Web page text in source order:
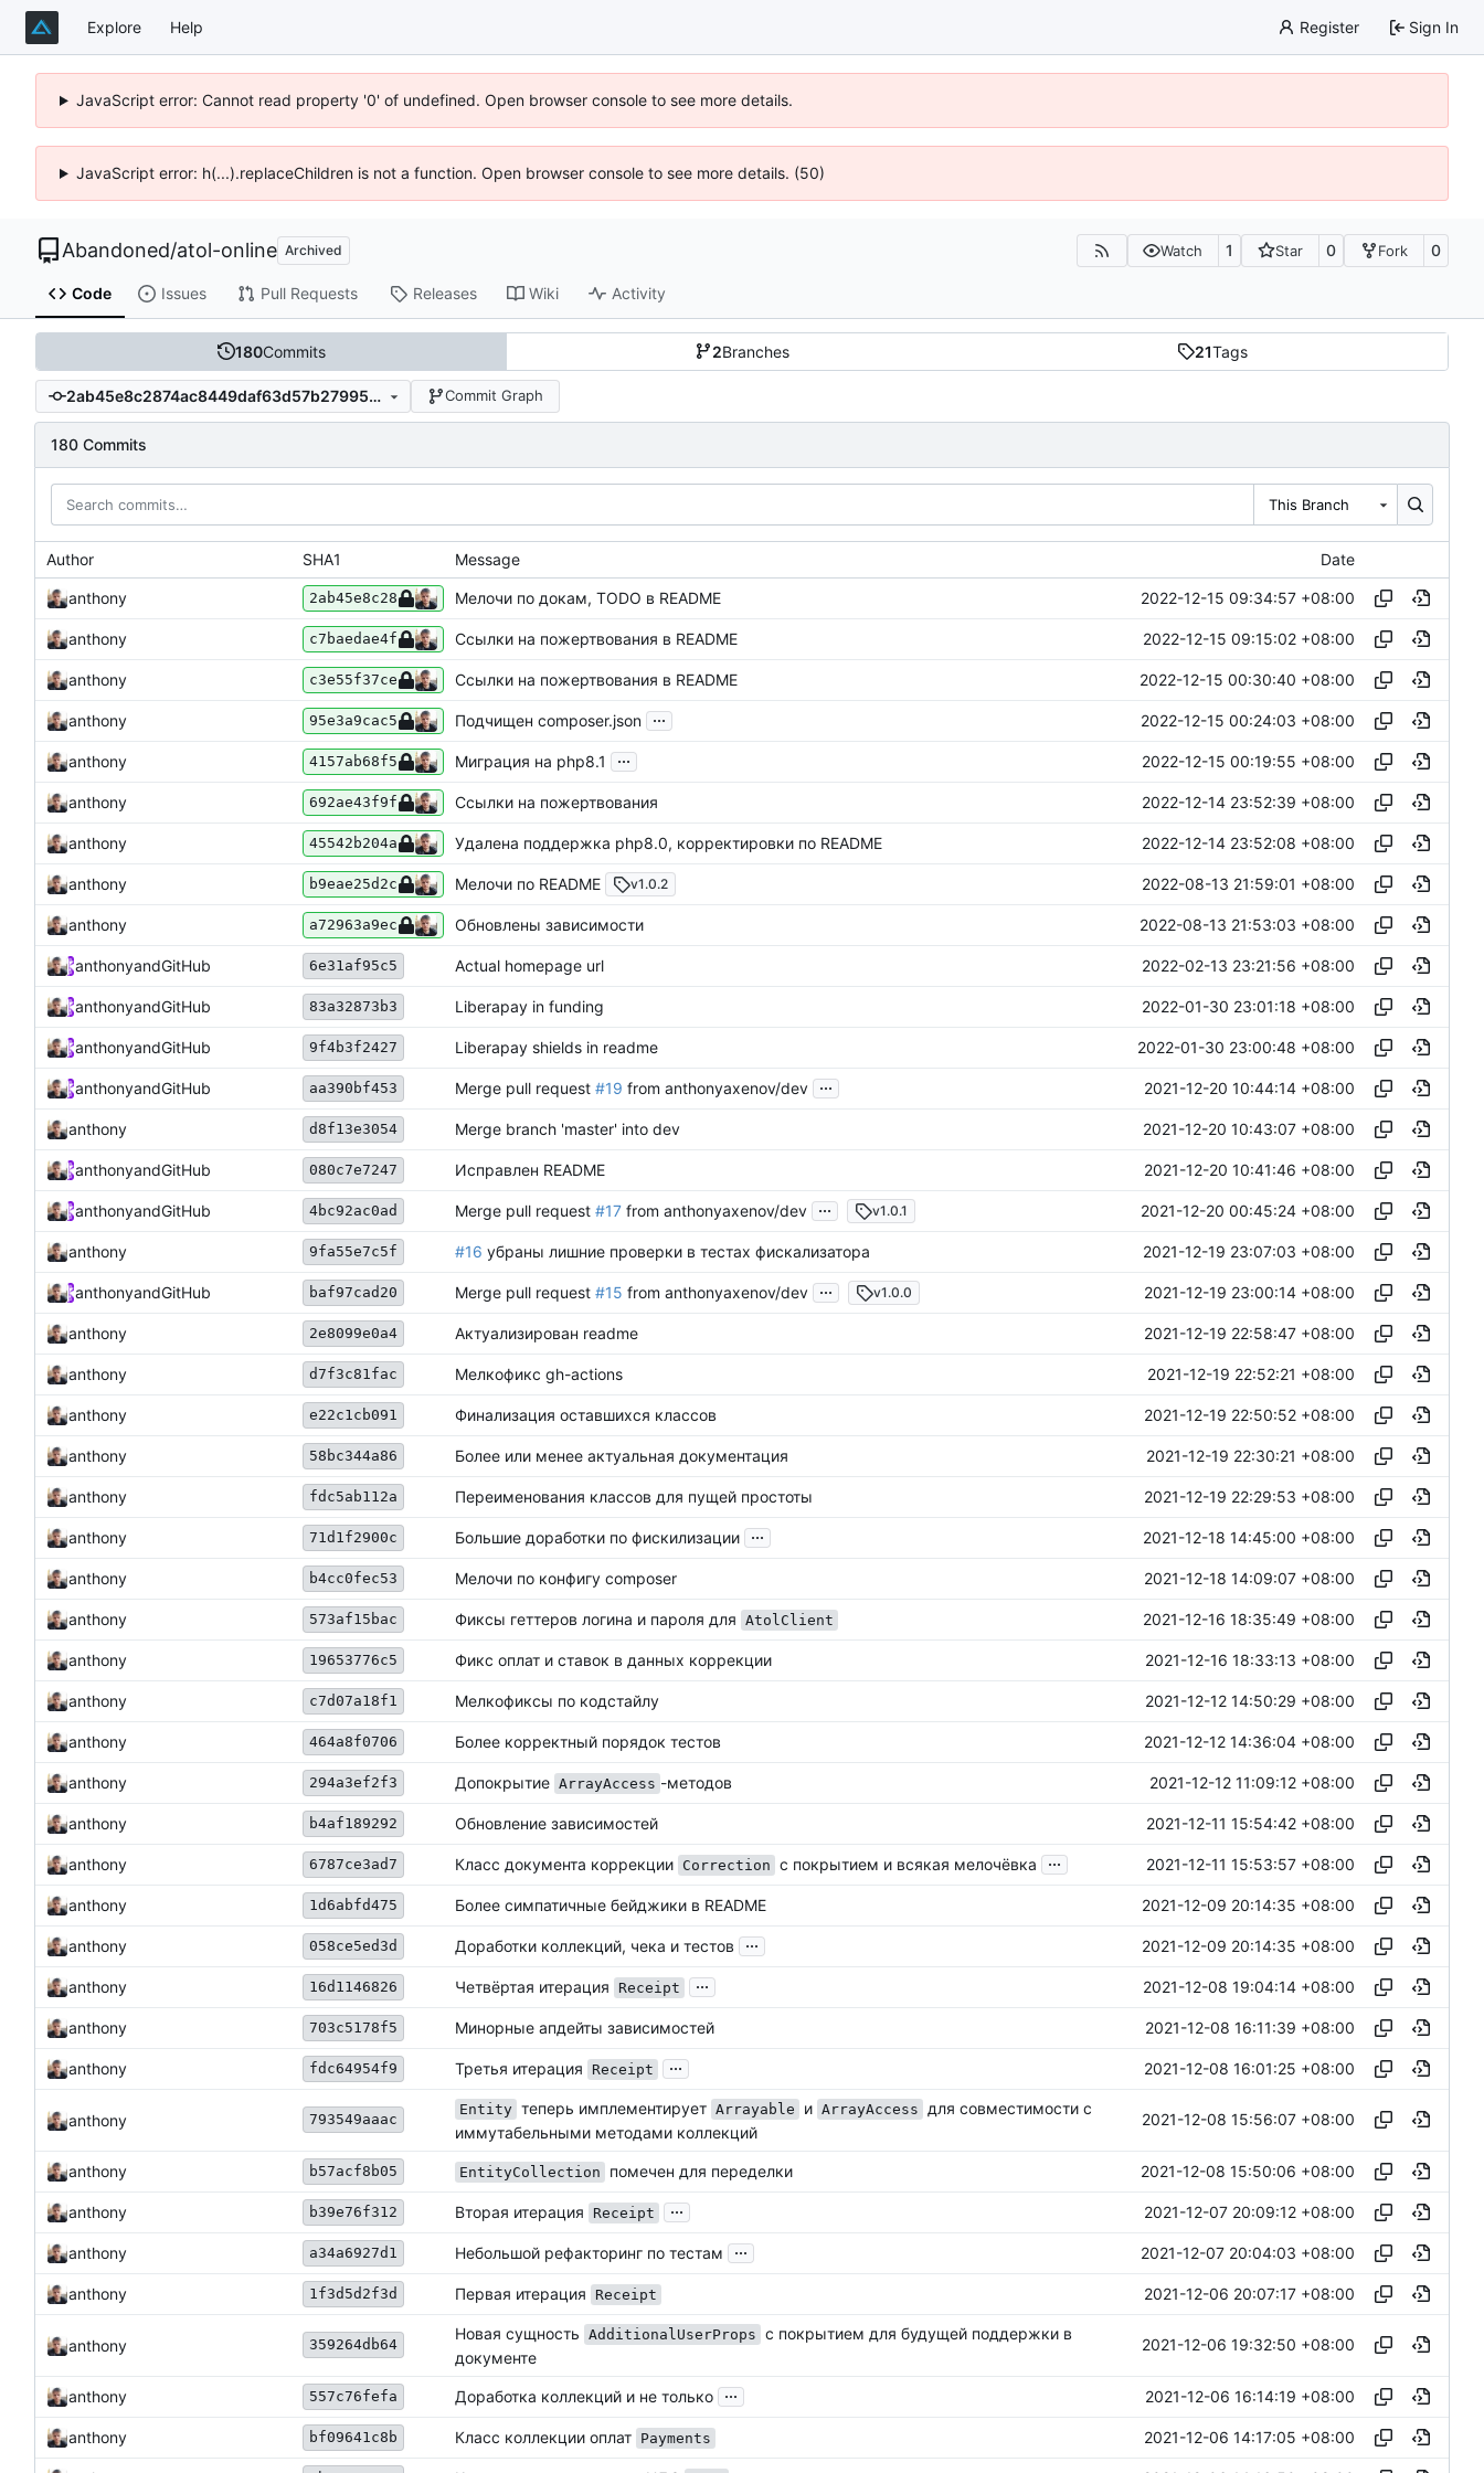
Explore Help Register Sign In
JavaScript error: Cannot read property '0' of undefined. Open browser console to see more details.
JavaScript error: h(...).replaceChildren is not a function. Open browser console to see more details. (50)
Abandoned/atol-online Archived Watch 1 Star 0 Fork 0
Code Issues Pull Requests Releases Wiki Activity
180Commits 2Branches 21Tags
2ab45e8c2874ac8449daf63d57b27995d1ae0eb0 Commit Graph
180 Commits
This Branch
Author SHA1 Message Date
anthony 2ab45e8c28 Мелочи по докам, TODO в README 2022-12-15 09:34:57 +08:00
anthony c7baedae4f Ссылки на пожертвования в README 2022-12-15 09:15:02 +08:00
anthony c3e55f37ce Ссылки на пожертвования в README 2022-12-15 00:30:40 +08:00
anthony 95e3a9cac5 Подчищен composer.json ... 2022-12-15 00:24:03 +08:00
anthony 4157ab68f5 Миграция на php8.1 ... 2022-12-15 00:19:55 +08:00
anthony 692ae43f9f Ссылки на пожертвования 2022-12-14 23:52:39 +08:00
anthony 45542b204a Удалена поддержка php8.0, корректировки по README 2022-12-14 23:52:08 +08:00
anthony b9eae25d2c Мелочи по README v1.0.2 2022-08-13 21:59:01 +08:00
anthony a72963a9ec Обновлены зависимости 2022-08-13 21:53:03 +08:00
anthonyandGitHub 6e31af95c5 Actual homepage url 2022-02-13 23:21:56 +08:00
anthonyandGitHub 83a32873b3 Liberapay in funding 2022-01-30 23:01:18 +08:00
anthonyandGitHub 9f4b3f2427 Liberapay shields in readme 2022-01-30 23:00:48 +08:00
anthonyandGitHub aa390bf453 Merge pull request #19 from anthonyaxenov/dev ... 2021-12-20 10:44:14 +08:00
anthony d8f13e3054 Merge branch 'master' into dev 2021-12-20 10:43:07 +08:00
anthonyandGitHub 080c7e7247 Исправлен README 2021-12-20 10:41:46 +08:00
anthonyandGitHub 4bc92ac0ad Merge pull request #17 from anthonyaxenov/dev ... v1.0.1 2021-12-20 00:45:24 +08:00
anthony 9fa55e7c5f #16 убраны лишние проверки в тестах фискализатора 2021-12-19 23:07:03 +08:00
anthonyandGitHub baf97cad20 Merge pull request #15 from anthonyaxenov/dev ... v1.0.0 2021-12-19 23:00:14 +08:00
anthony 2e8099e0a4 Актуализирован readme 2021-12-19 22:58:47 +08:00
anthony d7f3c81fac Мелкофикс gh-actions 2021-12-19 22:52:21 +08:00
anthony e22c1cb091 Финализация оставшихся классов 2021-12-19 22:50:52 +08:00
anthony 58bc344a86 Более или менее актуальная документация 2021-12-19 22:30:21 +08:00
anthony fdc5ab112a Переименования классов для пущей простоты 2021-12-19 22:29:53 +08:00
anthony 71d1f2900c Большие доработки по фискилизации ... 2021-12-18 14:45:00 +08:00
anthony b4cc0fec53 Мелочи по конфигу composer 2021-12-18 14:09:07 +08:00
anthony 573af15bac Фиксы геттеров логина и пароля для AtolClient 2021-12-16 18:35:49 +08:00
anthony 19653776c5 Фикс оплат и ставок в данных коррекции 2021-12-16 18:33:13 +08:00
anthony c7d07a18f1 Мелкофиксы по кодстайлу 2021-12-12 14:50:29 +08:00
anthony 464a8f0706 Более корректный порядок тестов 2021-12-12 14:36:04 +08:00
anthony 294a3ef2f3 Допокрытие ArrayAccess -методов 2021-12-12 11:09:12 +08:00
anthony b4af189292 Обновление зависимостей 2021-12-11 15:54:42 +08:00
anthony 6787ce3ad7 Класс документа коррекции Correction с покрытием и всякая мелочёвка ... 2021-12-11 15:53:57 +08:00
anthony 1d6abfd475 Более симпатичные бейджики в README 2021-12-09 20:14:35 +08:00
anthony 058ce5ed3d Доработки коллекций, чека и тестов ... 2021-12-09 20:14:35 +08:00
anthony 16d1146826 Четвёртая итерация Receipt ... 2021-12-08 19:04:14 +08:00
anthony 703c5178f5 Минорные апдейты зависимостей 2021-12-08 16:11:39 +08:00
anthony fdc64954f9 Третья итерация Receipt ... 2021-12-08 16:01:25 +08:00
anthony 793549aaac
Entity теперь имплементирует Arrayable и ArrayAccess
для совместимости с
иммутабельными методами коллекций
2021-12-08 15:56:07 +08:00
anthony b57acf8b05 EntityCollection помечен для переделки 2021-12-08 15:50:06 +08:00
anthony b39e76f312 Вторая итерация Receipt ... 2021-12-07 20:09:12 +08:00
anthony a34a6927d1 Небольшой рефакторинг по тестам ... 2021-12-07 20:04:03 +08:00
anthony 1f3d5d2f3d Первая итерация Receipt 2021-12-06 20:07:17 +08:00
anthony 359264db64
Новая сущность AdditionalUserProps с покрытием для будущей поддержки в
документе
2021-12-06 19:32:50 +08:00
anthony 557c76fefa Доработка коллекций и не только ... 2021-12-06 16:14:19 +08:00
anthony bf09641c8b Класс коллекции оплат Payments 2021-12-06 14:17:05 +08:00